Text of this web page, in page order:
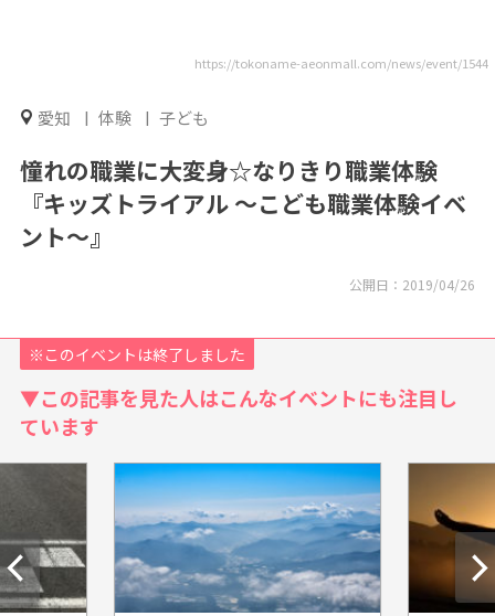
https://tokoname-aeonmall.com/news/event/1544
愛知 体験 子ども
憧れの職業に大変身☆なりきり職業体験
『キッズトライアル ～こども職業体験イベ
ント～』
公開日： 2019/04/26
※このイベントは終了しました
▼この記事を見た人はこんなイベントにも注目し
ています